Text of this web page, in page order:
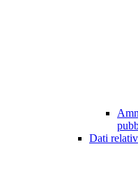
Dati